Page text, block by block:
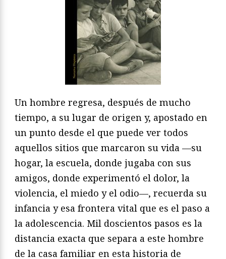
Un hombre regresa, después de mucho
tiempo, a su lugar de origen y, apostado en
un punto desde el que puede ver todos
aquellos sitios que marcaron su vida —su
hogar, la escuela, donde jugaba con sus
amigos, donde experimentó el dolor, la
violencia, el miedo y el odio—, recuerda su
infancia y esa frontera vital que es el paso a
la adolescencia. Mil doscientos pasos es la
distancia exacta que separa a este hombre
de la casa familiar en esta historia de